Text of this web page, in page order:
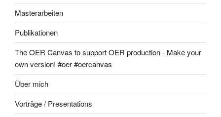
Masterarbeiten
Publikationen
The OER Canvas to support OER production - Make your
own version! #oer #oercanvas
Über mich
Vorträge / Presentations